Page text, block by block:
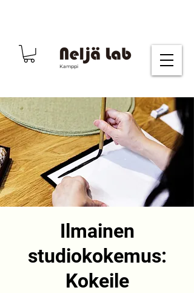
Kamppi
Ilmainen
studiokokemus:
Kokeile